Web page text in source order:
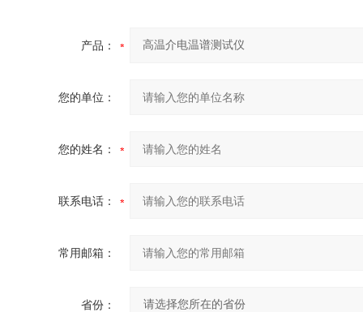
产品：
您的单位：
您的姓名：
联系电话：
常用邮箱：
省份：